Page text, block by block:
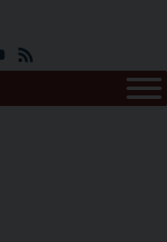
YouTube